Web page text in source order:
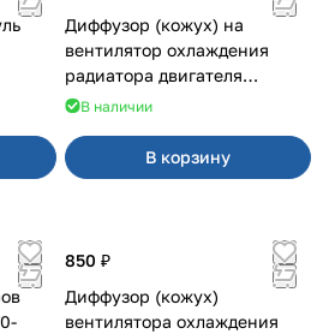
Диффузор (кожух) на
вентилятор охлаждения
радиатора двигателя
Приора 2170 Panasonic
В наличии
В корзину
850 ₽
Диффузор (кожух)
вентилятора охлаждения